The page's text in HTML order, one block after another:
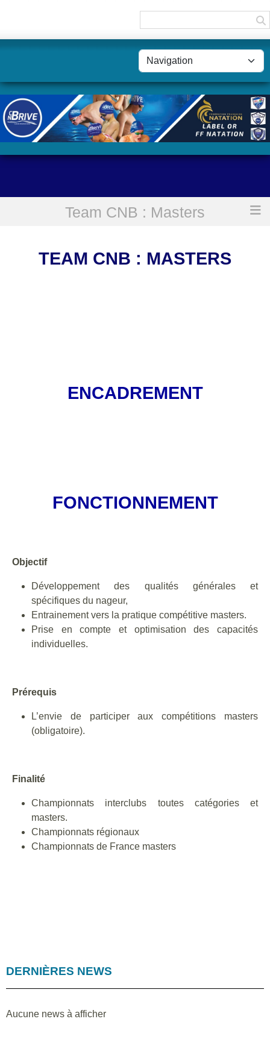
Team CNB : Masters
Team CNB : Masters
TEAM CNB : MASTERS
ENCADREMENT
FONCTIONNEMENT
Objectif
Développement des qualités générales et
spécifiques du nageur,
Entrainement vers la pratique compétitive masters.
Prise en compte et optimisation des capacités
individuelles.
Prérequis
L’envie de participer aux compétitions masters
(obligatoire).
Finalité
Championnats interclubs toutes catégories et
masters.
Championnats régionaux
Championnats de France masters
DERNIÈRES NEWS
Aucune news à afficher